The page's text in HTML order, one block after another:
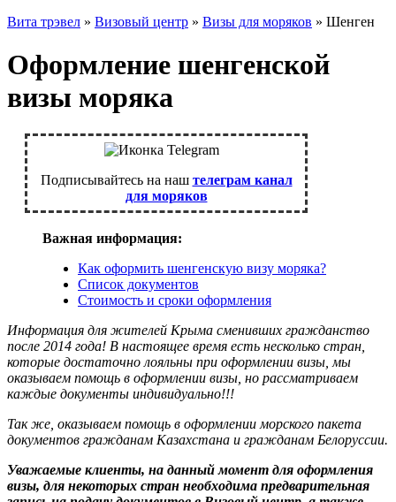
Вита трэвел » Визовый центр » Визы для моряков » Шенген
Оформление шенгенской
визы моряка
Подписывайтесь на наш телеграм канал
для моряков
Важная информация:
Как оформить шенгенскую визу моряка?
Список документов
Стоимость и сроки оформления
Информация для жителей Крыма сменивших гражданство
после 2014 года! В настоящее время есть несколько стран,
которые достаточно лояльны при оформлении визы, мы
оказываем помощь в оформлении визы, но рассматриваем
каждые документы индивидуально!!!
Так же, оказываем помощь в оформлении морского пакета
документов гражданам Казахстана и гражданам Белоруссии.
Уважаемые клиенты, на данный момент для оформления
визы, для некоторых стран необходима предварительная